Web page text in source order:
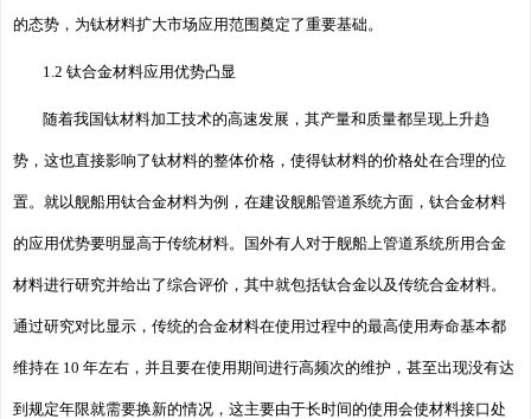
的态势，为钛材料扩大市场应用范围奠定了重要基础。
1.2 钛合金材料应用优势凸显
随着我国钛材料加工技术的高速发展，其产量和质量都呈现上升趋
势，这也直接影响了钛材料的整体价格，使得钛材料的价格处在合理的位
置。就以舰船用钛合金材料为例，在建设舰船管道系统方面，钛合金材料
的应用优势要明显高于传统材料。国外有人对于舰船上管道系统所用合金
材料进行研究并给出了综合评价，其中就包括钛合金以及传统合金材料。
通过研究对比显示，传统的合金材料在使用过程中的最高使用寿命基本都
维持在 10 年左右，并且要在使用期间进行高频次的维护，甚至出现没有达
到规定年限就需要换新的情况，这主要由于长时间的使用会使材料接口处